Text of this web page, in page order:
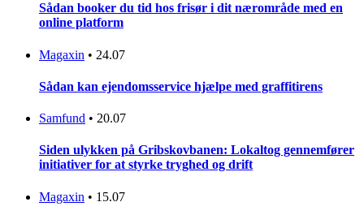
Sådan booker du tid hos frisør i dit nærområde med en
online platform
Magaxin • 24.07
Sådan kan ejendomsservice hjælpe med graffitirens
Samfund • 20.07
Siden ulykken på Gribskovbanen: Lokaltog gennemfører
initiativer for at styrke tryghed og drift
Magaxin • 15.07